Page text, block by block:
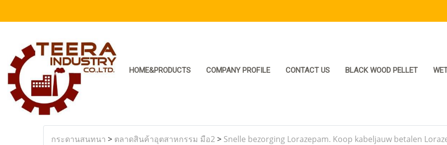
HOME&PRODUCTS COMPANY PROFILE CONTACT US BLACK WOOD PELLET
กระดานสนทนา > ตลาดสินค้าอุตสาหกรรม มือ2> Snelle bezorging Lorazepam. Koop kabeljauw betalen